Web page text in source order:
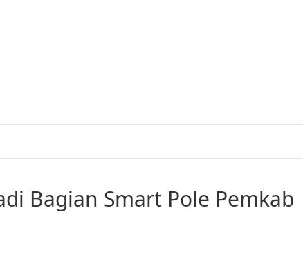
Bagian Smart Pole Pemkab